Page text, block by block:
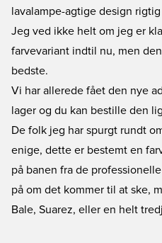
lavalampe-agtige design
Jeg ved ikke helt om jeg er
farvevariant indtil nu, men
bedste.
Vi har allerede fået den nye
lager og du kan bestille den
De folk jeg har spurgt rundt
enige, dette er bestemt en
på banen fra de
på om det kommer til at ske,
Bale, Suarez, eller en helt